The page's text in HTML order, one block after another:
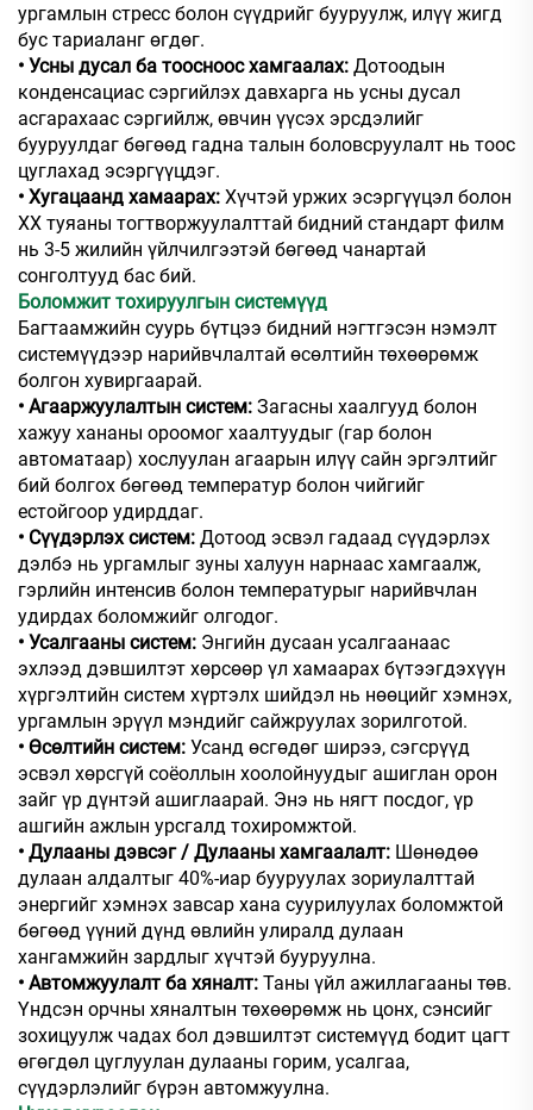
ургамлын стресс болон сүүдрийг бууруулж, илүү жигд
бус тариаланг өгдөг.
• Усны дусал ба тоосноос хамгаалах: Дотоодын
конденсациас сэргийлэх давхарга нь усны дусал
асгарахаас сэргийлж, өвчин үүсэх эрсдэлийг
бууруулдаг бөгөөд гадна талын боловсруулалт нь тоос
цуглахад эсэргүүцдэг.
• Хугацаанд хамаарах: Хүчтэй уржих эсэргүүцэл болон
ХХ туяаны тогтворжуулалттай бидний стандарт филм
нь 3-5 жилийн үйлчилгээтэй бөгөөд чанартай
сонголтууд бас бий.
Боломжит тохируулгын системүүд
Багтаамжийн суурь бүтцээ бидний нэгтгэсэн нэмэлт
системүүдээр нарийвчлалтай өсөлтийн төхөөрөмж
болгон хувиргаарай.
• Агааржуулалтын систем: Загасны хаалгууд болон
хажуу хананы ороомог хаалтуудыг (гар болон
автоматаар) хослуулан агаарын илүү сайн эргэлтийг
бий болгох бөгөөд температур болон чийгийг
естойгоор удирддаг.
• Сүүдэрлэх систем: Дотоод эсвэл гадаад сүүдэрлэх
дэлбэ нь ургамлыг зуны халуун нарнаас хамгаалж,
гэрлийн интенсив болон температурыг нарийвчлан
удирдах боломжийг олгодог.
• Усалгааны систем: Энгийн дусаан усалгаанаас
эхлээд дэвшилтэт хөрсөөр үл хамаарах бүтээгдэхүүн
хүргэлтийн систем хүртэлх шийдэл нь нөөцийг хэмнэх,
ургамлын эрүүл мэндийг сайжруулах зорилготой.
• Өсөлтийн систем: Усанд өсгөдөг ширээ, сэгсрүүд
эсвэл хөрсгүй соёоллын хоолойнуудыг ашиглан орон
зайг үр дүнтэй ашиглаарай. Энэ нь нягт посдог, үр
ашгийн ажлын урсгалд тохиромжтой.
• Дулааны дэвсэг / Дулааны хамгаалалт: Шөнөдөө
дулаан алдалтыг 40%-иар бууруулах зориулалттай
энергийг хэмнэх завсар хана суурилуулах боломжтой
бөгөөд үүний дүнд өвлийн улиралд дулаан
хангамжийн зардлыг хүчтэй бууруулна.
• Автомжуулалт ба хяналт: Таны үйл ажиллагааны төв.
Үндсэн орчны хяналтын төхөөрөмж нь цонх, сэнсийг
зохицуулж чадах бол дэвшилтэт системүүд бодит цагт
өгөгдөл цуглуулан дулааны горим, усалгаа,
сүүдэрлэлийг бүрэн автомжуулна.